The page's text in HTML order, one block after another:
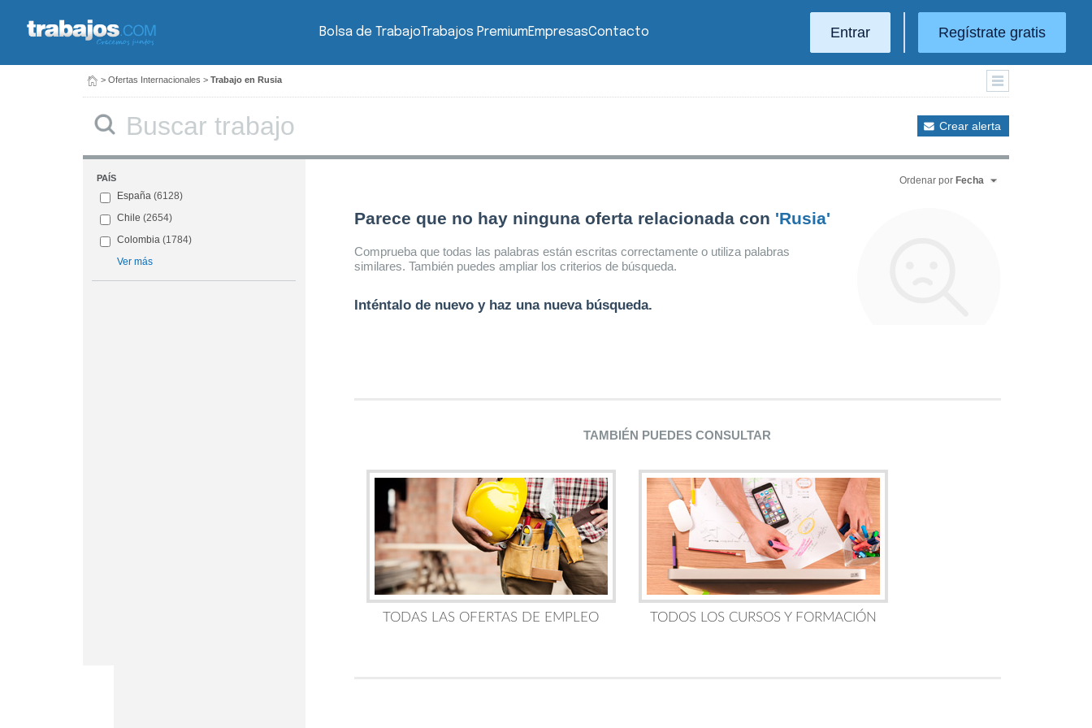
Bolsa de TrabajoTrabajos PremiumEmpresasContacto Entrar Regístrate gratis
> Ofertas Internacionales > Trabajo en Rusia
Crear alerta
PAÍS
España (6128)
Chile (2654)
Colombia (1784)
Ver más
Ordenar por Fecha
Parece que no hay ninguna oferta relacionada con 'Rusia'
Comprueba que todas las palabras están escritas correctamente o utiliza palabras
similares. También puedes ampliar los criterios de búsqueda.
Inténtalo de nuevo y haz una nueva búsqueda.
TAMBIÉN PUEDES CONSULTAR
TODAS LAS OFERTAS DE EMPLEO TODOS LOS CURSOS Y FORMACIÓN